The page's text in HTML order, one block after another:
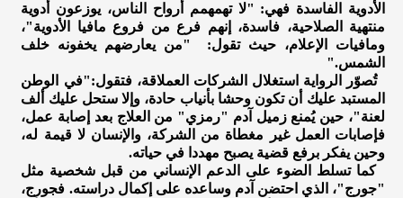
الأدوية الفاسدة فهي: "لا تهمهمم أرواح الناس، يوزعون أدوية
منتهية الصلاحية، فاسدة، إنهم فرع من فروع مافيا الأدوية"،
ومافيات الإعلام، حيث تقول: "من يعارضهم يخفونه خلف
الشمس."
تُصوّر الرواية استغلال الشركات العملاقة، فتقول:"في الوطن
المستبد عليك أن تكون وحشا بأنياب حادة، وإلا ستحل عليك ألف
لعنة"، حين يُمنع زميل آدم "رمزي" من العلاج بعد إصابة عمل،
فإصابات العمل غير مغطاة من الشركة، والإنسان لا قيمة له،
وحين يفكر برفع قضية يصبح مهددا في حياته.
كما تسلط الضوء على الدعم الإنساني من قبل شخصية مثل
"جورج"، الذي احتضن آدم وساعده على إكمال دراسته. فجورج،